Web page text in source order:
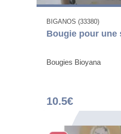
BIGANOS (33380)
Bougie pour une
Bougies Bioyana
10.5€